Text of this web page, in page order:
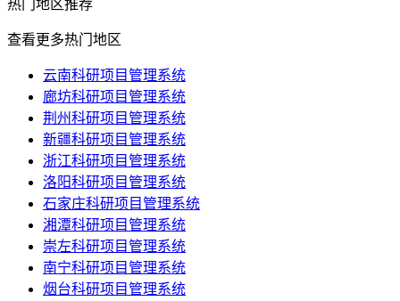
热门 地区推荐
查看更多热门地区
云南科研项目管理系统
廊坊科研项目管理系统
荆州科研项目管理系统
新疆科研项目管理系统
浙江科研项目管理系统
洛阳科研项目管理系统
石家庄科研项目管理系统
湘潭科研项目管理系统
崇左科研项目管理系统
南宁科研项目管理系统
烟台科研项目管理系统